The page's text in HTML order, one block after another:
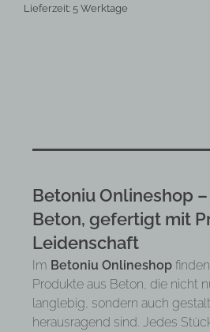
Lieferzeit: 5 Werktage
Betoniu Onlineshop
Beton, gefertigt mit
Leidenschaft
Im Betoniu Onlineshop
Produkte aus Beton, die nicht
langlebig, sondern auch
herausragend sind. Jedes